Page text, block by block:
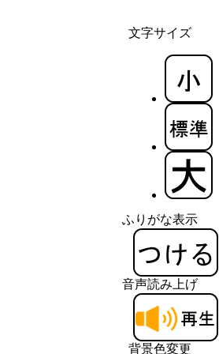
文字サイズ
ふりがな表示
音声読み上げ
背景色変更